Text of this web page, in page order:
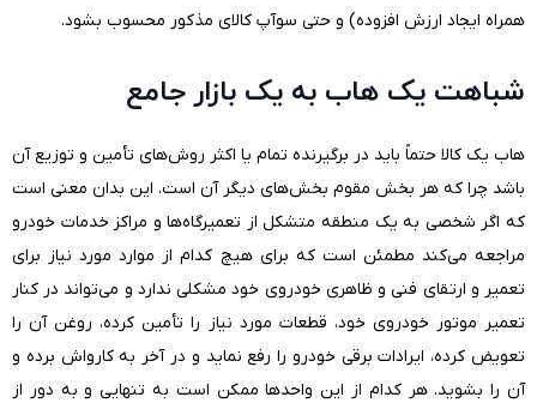
همراه ایجاد ارزش افزوده) و حتی سوآپ کالای مذکور محسوب بشود.
شباهت یک هاب به یک بازار جامع
هاب یک کالا حتماً باید در برگیرنده تمام یا اکثر روش‌های تأمین و توزیع آن
باشد چرا که هر بخش مقوم بخش‌های دیگر آن است. این بدان معنی است
که اگر شخصی به یک منطقه متشکل از تعمیرگاه‌ها و مراکز خدمات خودرو
مراجعه می‌کند مطمئن است که برای هیچ کدام از موارد مورد نیاز برای
تعمیر و ارتقای فنی و ظاهری خودروی خود مشکلی ندارد و می‌تواند در کنار
تعمیر موتور خودروی خود، قطعات مورد نیاز را تأمین کرده، روغن آن را
تعویض کرده، ایرادات برقی خودرو را رفع نماید و در آخر به کارواش برده و
آن را بشوید. هر کدام از این واحد‌ها ممکن است به تنهایی و به دور از